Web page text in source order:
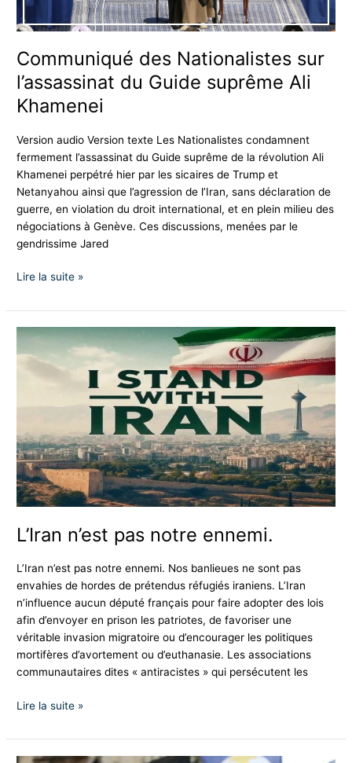
Communiqué des Nationalistes sur
l’assassinat du Guide suprême Ali
Khamenei
Version audio Version texte Les Nationalistes condamnent
fermement l’assassinat du Guide suprême de la révolution Ali
Khamenei perpétré hier par les sicaires de Trump et
Netanyahou ainsi que l’agression de l’Iran, sans déclaration de
guerre, en violation du droit international, et en plein milieu des
négociations à Genève. Ces discussions, menées par le
gendrissime Jared
Ali
Khamenei
Lire la suite »
L’Iran n’est pas notre ennemi.
L’Iran n’est pas notre ennemi. Nos banlieues ne sont pas
envahies de hordes de prétendus réfugiés iraniens. L’Iran
n’influence aucun député français pour faire adopter des lois
afin d’envoyer en prison les patriotes, de favoriser une
véritable invasion migratoire ou d’encourager les politiques
mortifères d’avortement ou d’euthanasie. Les associations
communautaires dites « antiracistes » qui persécutent les
L’Iran
n’est
pas
Lire la suite »